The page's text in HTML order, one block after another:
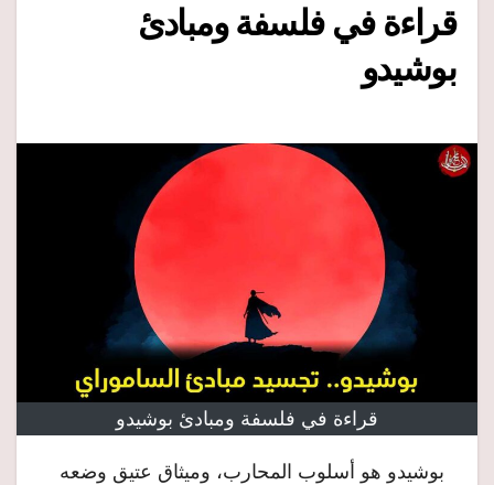
قراءة في فلسفة ومبادئ
بوشيدو
قراءة في فلسفة ومبادئ بوشيدو
بوشيدو هو أسلوب المحارب، وميثاق عتيق وضعه